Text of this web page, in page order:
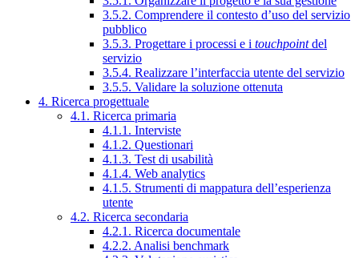
3.5.2. Comprendere il contesto d’uso del servizio
pubblico
3.5.3. Progettare i processi e i touchpointdel
servizio
3.5.4. Realizzare l’interfaccia utente del servizio
3.5.5. Validare la soluzione ottenuta
4. Ricerca progettuale
4.1. Ricerca primaria
4.1.1. Interviste
4.1.2. Questionari
4.1.3. Test di usabilità
4.1.4. Web analytics
4.1.5. Strumenti di mappatura dell’esperienza
utente
4.2. Ricerca secondaria
4.2.1. Ricerca documentale
4.2.2. Analisi benchmark